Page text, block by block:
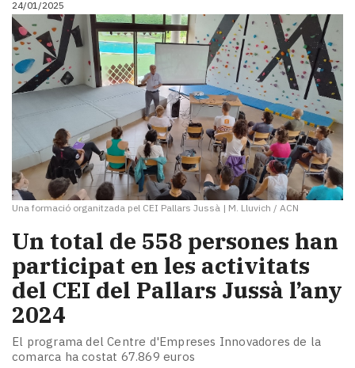
i
turisme
Cultura
Esports
Mai
tant!
mitjans
El
temps
Reportatges
Entrevistes
Enquestes
A
escena!
Dis
la
teva!
Subscriptors
24/01/2025
Una formació organitzada pel CEI Pallars Jussà | M. Lluvich / ACN
Un total de 558 persones han
participat en les activitats
del CEI del Pallars Jussà l’any
2024
El programa del Centre d'Empreses Innovadores de la
comarca ha costat 67.869 euros